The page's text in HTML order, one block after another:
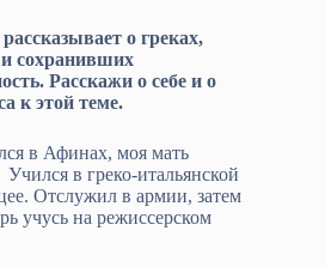
о греках,
сохранивших
Расскажи о себе и о
к этой теме.
в Афинах, моя мать
в греко-итальянской
Отслужил в армии, затем
учусь на режиссерском